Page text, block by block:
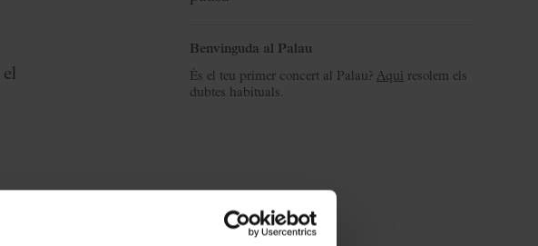
Benvinguda al Palau
És el teu primer concert al Palau? Aquí resolem els
dubtes habituals.